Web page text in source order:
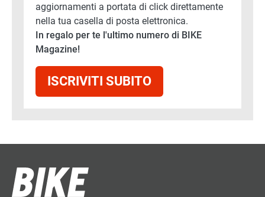
aggiornamenti a portata di click direttamente
nella tua casella di posta elettronica.
In regalo per te l'ultimo numero di BIKE
Magazine!
ISCRIVITI SUBITO